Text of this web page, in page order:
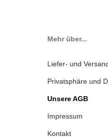
Mehr über...
Liefer- und
Privatsphäre und
Unsere AGB
Impressum
Kontakt